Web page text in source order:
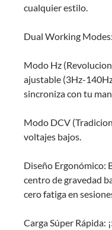
cualquier estilo.
Dual Working Modes:
Modo Hz
ajustable (3Hz-
sincroniza con tu
Modo DCV
voltajes bajos.
Diseño Ergonómico:
centro de gravedad
cero fatiga en
Carga Súper Rápida: